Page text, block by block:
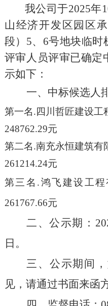
我公司于2025年
山经济开发区园区
段） 5、 6号地块临时
评审 人员评审已确定
示如下：
一、 中标候选人
第一名.四川哲匠建设
248762.29元
第二名.南充永恒建筑有
261214.24元
第三名 .鸿飞建设工程
261767.66元
二、公示期：
日。
三、公示期间
见，请通过书面来函